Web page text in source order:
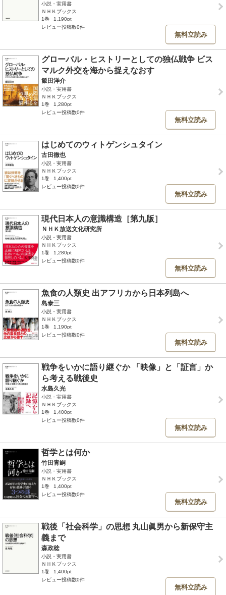
小説・実用書
ＮＨＫブックス
1巻
1,190pt
レビュー投稿数0件
無料立読み
グローバル・ヒストリーとしての独仏戦争 ビス
マルク外交を海から捉えなおす
飯田洋介
小説・実用書
ＮＨＫブックス
1巻
1,280pt
レビュー投稿数0件
無料立読み
はじめてのウィトゲンシュタイン
古田徹也
小説・実用書
ＮＨＫブックス
1巻
1,400pt
レビュー投稿数0件
無料立読み
現代日本人の意識構造［第九版］
ＮＨＫ放送文化研究所
小説・実用書
ＮＨＫブックス
1巻
1,280pt
レビュー投稿数0件
無料立読み
魚食の人類史 出アフリカから日本列島へ
島泰三
小説・実用書
ＮＨＫブックス
1巻
1,190pt
レビュー投稿数0件
無料立読み
戦争をいかに語り継ぐか 「映像」と「証言」か
ら考える戦後史
水島久光
小説・実用書
ＮＨＫブックス
1巻
1,400pt
レビュー投稿数0件
無料立読み
哲学とは何か
竹田青嗣
小説・実用書
ＮＨＫブックス
1巻
1,400pt
レビュー投稿数0件
無料立読み
戦後「社会科学」の思想 丸山眞男から新保守主
義まで
森政稔
小説・実用書
ＮＨＫブックス
1巻
1,400pt
レビュー投稿数0件
無料立読み